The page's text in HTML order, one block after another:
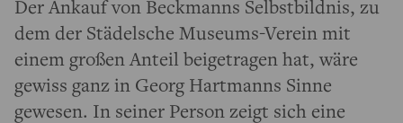
Der Ankauf von Beckmanns Selbstbildnis, zu
dem der Städelsche Museums-Verein mit
einem großen Anteil beigetragen hat, wäre
gewiss ganz in Georg Hartmanns Sinne
gewesen. In seiner Person zeigt sich eine